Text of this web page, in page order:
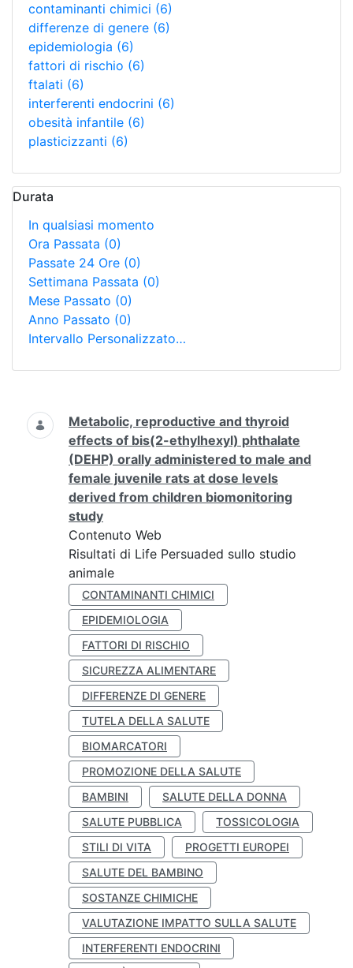
contaminanti chimici (6)
differenze di genere (6)
epidemiologia (6)
fattori di rischio (6)
ftalati (6)
interferenti endocrini (6)
obesità infantile (6)
plasticizzanti (6)
Durata
In qualsiasi momento
Ora Passata (0)
Passate 24 Ore (0)
Settimana Passata (0)
Mese Passato (0)
Anno Passato (0)
Intervallo Personalizzato…
Ricerca
Metabolic, reproductive and thyroid
effects of bis(2-ethylhexyl) phthalate
(DEHP) orally administered to male and
female juvenile rats at dose levels
derived from children biomonitoring
study
Contenuto Web
Risultati di Life Persuaded sullo studio
animale
CONTAMINANTI CHIMICI
EPIDEMIOLOGIA
FATTORI DI RISCHIO
SICUREZZA ALIMENTARE
DIFFERENZE DI GENERE
TUTELA DELLA SALUTE
BIOMARCATORI
PROMOZIONE DELLA SALUTE
BAMBINI
SALUTE DELLA DONNA
SALUTE PUBBLICA
TOSSICOLOGIA
STILI DI VITA
PROGETTI EUROPEI
SALUTE DEL BAMBINO
SOSTANZE CHIMICHE
VALUTAZIONE IMPATTO SULLA SALUTE
INTERFERENTI ENDOCRINI